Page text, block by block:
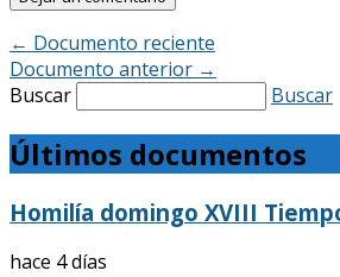
← Documento reciente
Documento anterior →
Buscar
Buscar
Últimos documentos
Homilía domingo XVIII
hace 4 días